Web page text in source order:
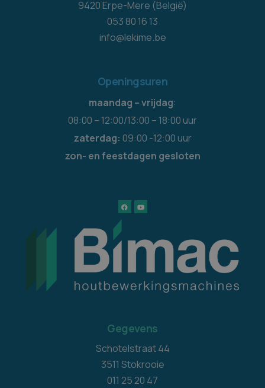
9420 Erpe-Mere (België)
053 80 16 13
info@lekime.be
Openingsuren
maandag – vrijdag:
08:00 – 12:00/13:00 – 18:00 uur
zaterdag: 09:00 -12:00 uur
zon- en feestdagen gesloten
Gegevens
Schotelstraat 44
3511 Stokrooie
011 25 20 47